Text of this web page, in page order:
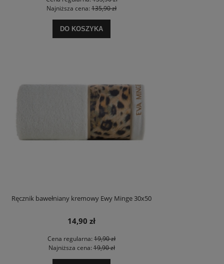
Najniższa cena: 135,90 zł
DO KOSZYKA
Ręcznik bawełniany kremowy Ewy Minge 30x50
14,90 zł
Cena regularna: 19,90 zł
Najniższa cena:19,90 zł